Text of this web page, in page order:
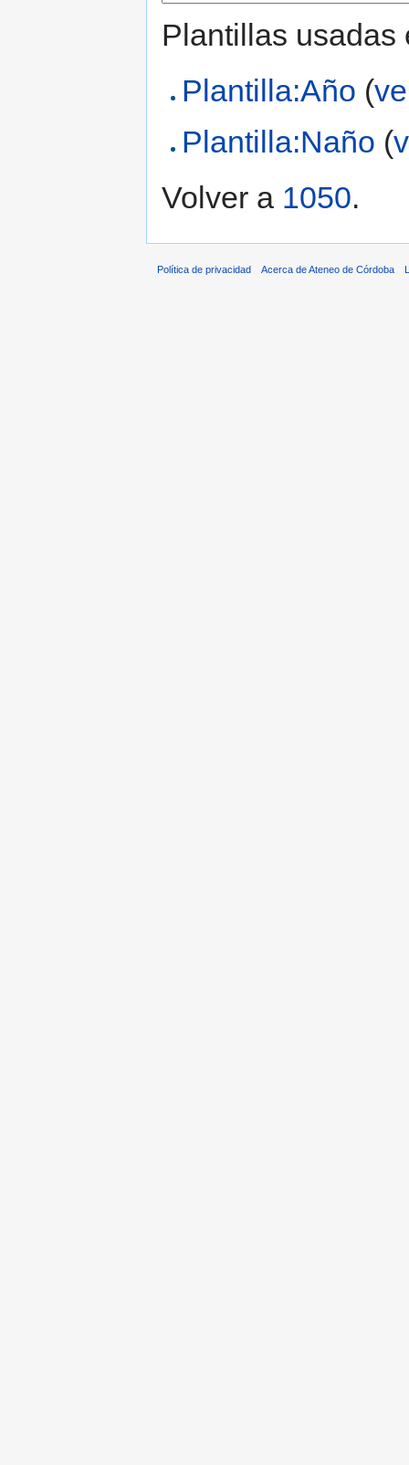
Plantillas usadas
Plantilla:Año (
Plantilla:Naño (
Volver a 1050.
Política de privacidad Acerca de Ateneo de Córdoba